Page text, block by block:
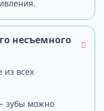
несъемного
всех
зубы можно